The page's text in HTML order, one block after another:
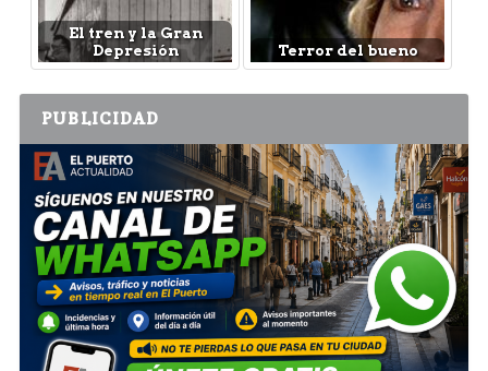
El tren y la Gran
Depresión
Terror del bueno
PUBLICIDAD